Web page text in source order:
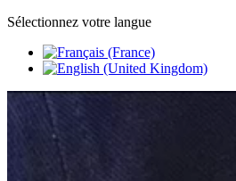
Sélectionnez votre langue